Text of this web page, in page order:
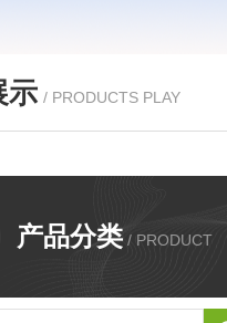
示 / PRODUCTS PLAY
产品分类 / PRODUCT